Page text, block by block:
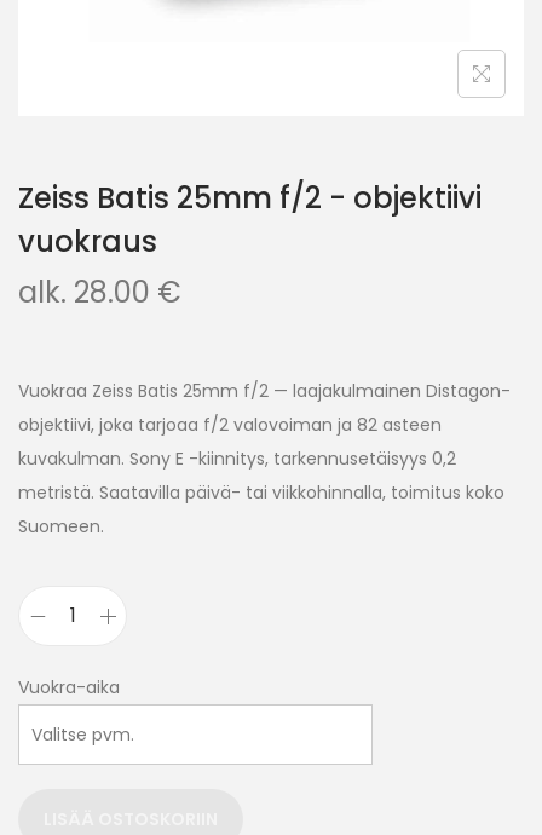
Zeiss Batis 25mm f/2 - objektiivi
vuokraus
alk. 28.00 €
Vuokraa Zeiss Batis 25mm f/2 — laajakulmainen Distagon-
objektiivi, joka tarjoaa f/2 valovoiman ja 82 asteen
kuvakulman. Sony E -kiinnitys, tarkennusetäisyys 0,2
metristä. Saatavilla päivä- tai viikkohinnalla, toimitus koko
Suomeen.
Vuokra-aika